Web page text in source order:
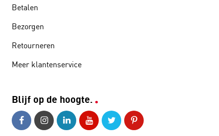
Betalen
Bezorgen
Retourneren
Meer klantenservice
Blijf op de hoogte.